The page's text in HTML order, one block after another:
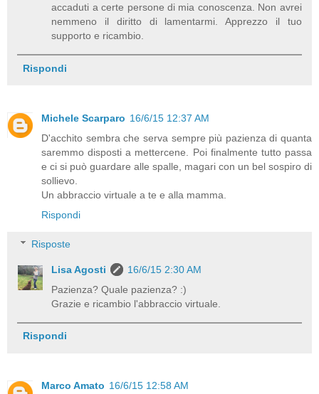
accaduti a certe persone di mia conoscenza. Non avrei
nemmeno il diritto di lamentarmi. Apprezzo il tuo
supporto e ricambio.
Rispondi
Michele Scarparo 16/6/15 12:37 AM
D'acchito sembra che serva sempre più pazienza di quanta
saremmo disposti a mettercene. Poi finalmente tutto passa
e ci si può guardare alle spalle, magari con un bel sospiro di
sollievo.
Un abbraccio virtuale a te e alla mamma.
Rispondi
Risposte
Lisa Agosti
16/6/15 2:30 AM
Pazienza? Quale pazienza? :)
Grazie e ricambio l'abbraccio virtuale.
Rispondi
Marco Amato 16/6/15 12:58 AM